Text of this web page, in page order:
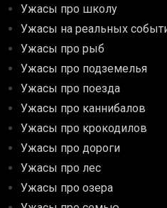
Ужасы про школу
Ужасы на реальных
Ужасы про рыб
Ужасы про подземелья
Ужасы про поезда
Ужасы про каннибалов
Ужасы про крокодилов
Ужасы про дороги
Ужасы про лес
Ужасы про озера